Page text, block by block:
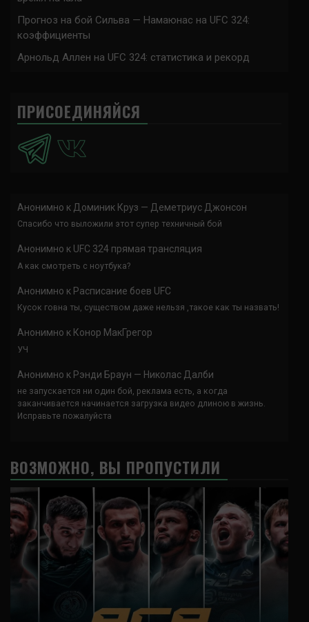
Прогноз на бой Сильва — Намаюнас на UFC 324:
коэффициенты
Арнольд Аллен на UFC 324: статистика и рекорд
ПРИСОЕДИНЯЙСЯ
Анонимно к Доминик Круз — Деметриус Джонсон
Спасибо что выложили этот супер техничный бой
Анонимно к UFC 324 прямая трансляция
А как смотреть с ноутбука?
Анонимно к Расписание боев UFC
Кусок говна ты, существом даже нельзя ,такое как ты назвать!
Анонимно к Конор МакГрегор
УЧ
Анонимно к Рэнди Браун — Николас Далби
не запускается ни один бой, реклама есть, а когда
заканчивается начинается загрузка видео длиною в жизнь.
Исправьте пожалуйста
ВОЗМОЖНО, ВЫ ПРОПУСТИЛИ